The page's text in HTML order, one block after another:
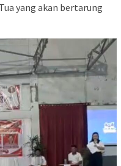
yang akan bertarung